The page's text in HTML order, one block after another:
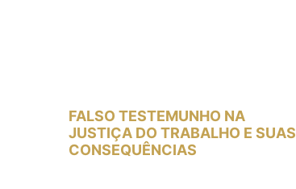
FALSO TESTEMUNHO NA
JUSTIÇA DO TRABALHO E SUAS
CONSEQUÊNCIAS